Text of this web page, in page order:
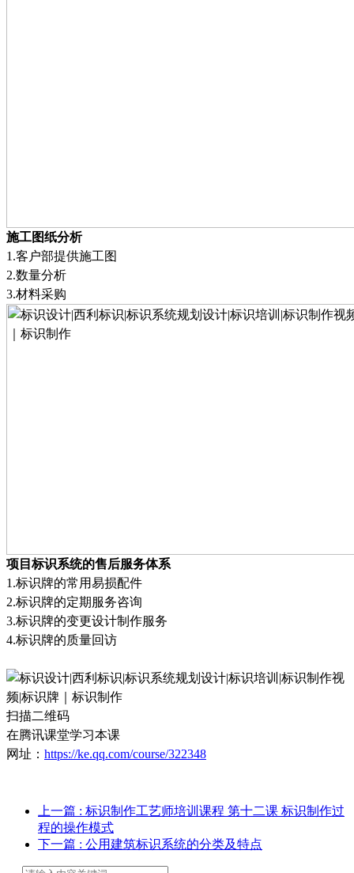
施工图纸分析
1.客户部提供施工图
2.数量分析
3.材料采购
项目标识系统的售后服务体系
1 .标识牌的常用易损配件
2.标识牌的定期服务咨询
3.标识牌的变更设计制作服务
4.标识牌的质量回访
扫描二维码
在腾讯课堂学习本课
网址： https://ke.qq.com/course/322348
上一篇 : 标识制作工艺师培训课程 第十二课 标识制作过
程的操作模式
下一篇 : 公用建筑标识系统的分类及特点